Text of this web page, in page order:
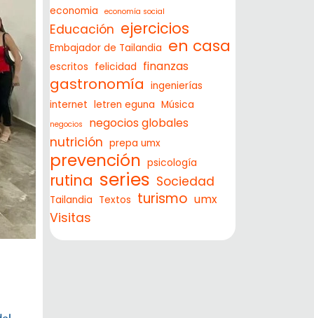
economia economía social
Educación ejercicios
Embajador de Tailandia en casa
escritos felicidad finanzas
gastronomía ingenierías
internet letren eguna Música
negocios negocios globales
nutrición prepa umx
prevención psicología
rutina series Sociedad
Tailandia Textos turismo umx
Visitas